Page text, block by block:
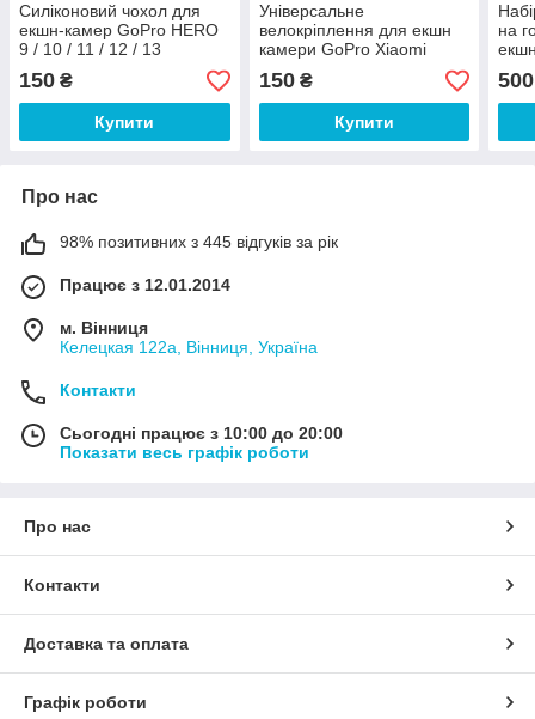
Силіконовий чохол для
екшн-камер GoPro HERO
9 / 10 / 11 / 12 / 13
150 ₴
Купити
Універсальне
велокріплення для екшн
камери GoPro Xiaomi
SJCAM Git Up кріплення
на кермо трубу
150₴
Купити
на
500
Про нас
98% позитивних з 445 відгуків за рік
Працює з 12.01.2014
м. Вінниця
Келецкая 122а, Вінниця, Україна
Контакти
Сьогодні працює з 10:00 до 20:00
Показати весь графік роботи
Про нас
Контакти
Доставка та оплата
Графік роботи